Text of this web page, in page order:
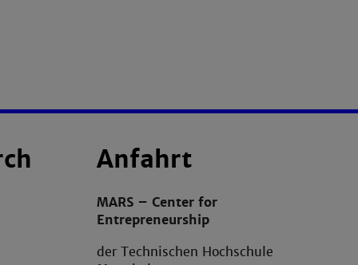
Anfahrt
MARS – Center for
Entrepreneurship
der Technischen Hochschule